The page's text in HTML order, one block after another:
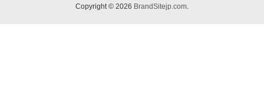
Copyright © 2026 BrandSitejp.com.